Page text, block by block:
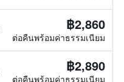
฿2,860
ต่อคืนพร้อมค่าธรรมเนียม
฿2,890
ต่อคืนพร้อมค่าธรรมเนียม